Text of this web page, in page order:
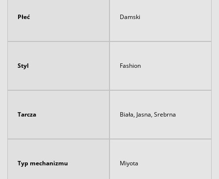
Płeć Damski
Styl Fashion
Tarcza Biała, Jasna, Srebrna
Typ mechanizmu Miyota